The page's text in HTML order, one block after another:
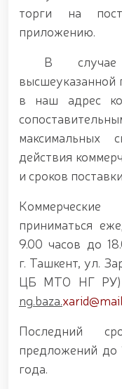
Наследие
гордости и
Ташматов
Национальной
Ташматов,
Состоялась
практическая
развития науки
системе
Национальной
Юнусабадском
Бухарской
меры по
обеспечению
порядка. //
государственной
в центре
полковник Б.
органов
укреплению
Национальной
физической и
торги на
приложению.
В случае
выcшеуказанной
в наш адрес
максимальных
действия
и сроков
приниматься
9.00 часов до
г. Ташкент, ул.
ЦБ МТО НГ РУ)
ng.baza.
Последний
предложений до
года.